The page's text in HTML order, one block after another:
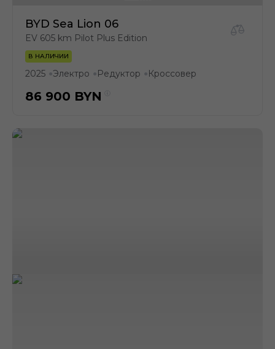
BYD Sea Lion 06
EV 605 km Pilot Plus Edition
В НАЛИЧИИ
2025 ●Электро ● Редуктор ● Кроссовер
86 900 BYN